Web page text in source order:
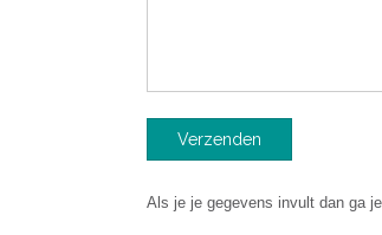
Als je je gegevens invult dan ga